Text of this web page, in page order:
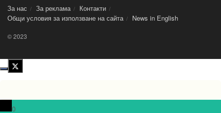
За нас За реклама
Контакти
Общи условия за използване на сайта
News in Еnglish
© 2023
0